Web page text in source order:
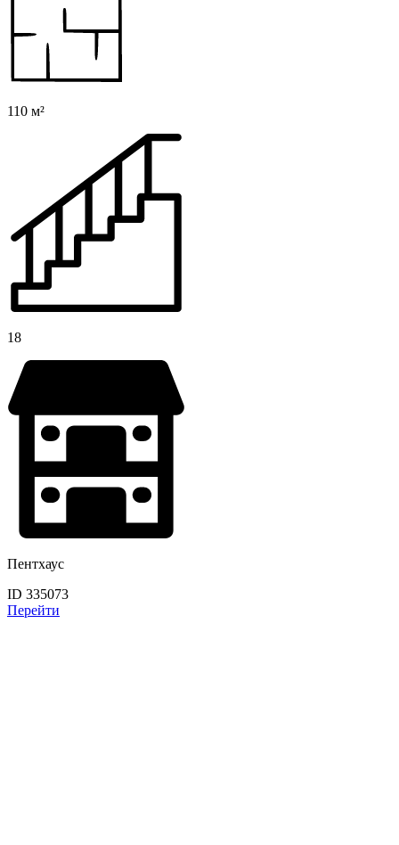
110 м²
18
Пентхаус
ID 335073
Перейти